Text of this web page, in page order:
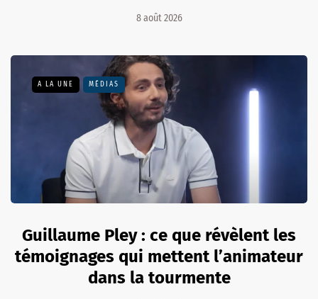
8 août 2026
A LA UNE MÉDIAS
Guillaume Pley : ce que révèlent les
témoignages qui mettent l’animateur
dans la tourmente